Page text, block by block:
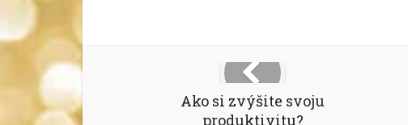
Ako si zvýšite svoju
produktivitu?